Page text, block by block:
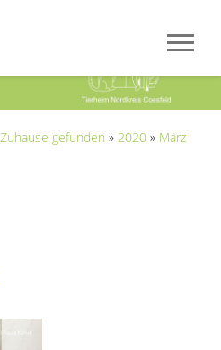
Zuhause gefunden » 2020 » März